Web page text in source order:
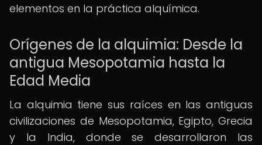
elementos en la práctica alquímica.
Orígenes de la alquimia: Desde la
antigua Mesopotamia hasta la
Edad Media
La alquimia tiene sus raíces en las antiguas
civilizaciones de Mesopotamia, Egipto, Grecia
y la India, donde se desarrollaron las